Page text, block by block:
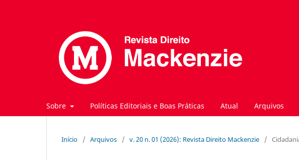
Sobre Políticas Editoriais e Boas Práticas Atual Arquivos
Início / Arquivos / v. 20 n. 01 (2026): Revista Direito Mackenzie /